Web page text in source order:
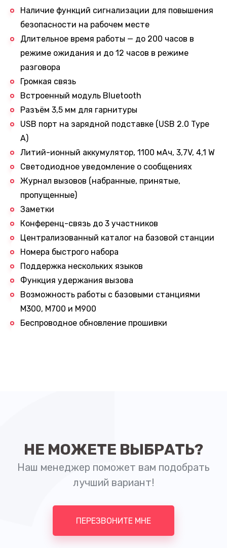
Наличие функций сигнализации для повышения
безопасности на рабочем месте
Длительное время работы — до 200 часов в
режиме ожидания и до 12 часов в режиме
разговора
Громкая связь
Встроенный модуль Bluetooth
Разъём 3,5 мм для гарнитуры
USB порт на зарядной подставке (USB 2.0 Type
A)
Литий-ионный аккумулятор, 1100 мАч, 3,7V, 4,1 W
Светодиодное уведомление о сообщениях
Журнал вызовов (набранные, принятые,
пропущенные)
Заметки
Конференц-связь до 3 участников
Централизованный каталог на базовой станции
Номера быстрого набора
Поддержка нескольких языков
Функция удержания вызова
Возможность работы с базовыми станциями
M300, M700 и M900
Беспроводное обновление прошивки
НЕ МОЖЕТЕ ВЫБРАТЬ?
Наш менеджер поможет вам подобрать
лучший вариант!
ПЕРЕЗВОНИТЕ МНЕ
Заказать звонок
Ваше имя
Ваш номер телефона
+1